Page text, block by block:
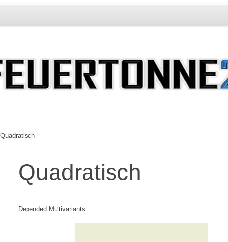
Quadratisch
Quadratisch
Depended Multivariants